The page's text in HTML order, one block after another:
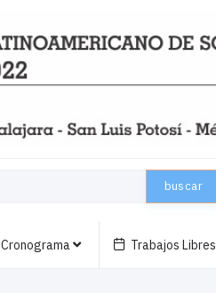
buscar
Cronograma Trabajos Libres